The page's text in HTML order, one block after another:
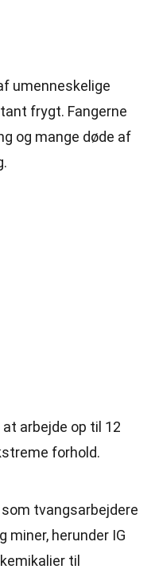
umenneskelige
frygt. Fangerne
og mange døde af
arbejde op til 12
forhold.
tvangsarbejdere
miner, herunder IG
til